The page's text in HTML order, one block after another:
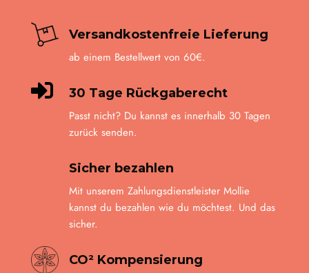
Versandkostenfreie Lieferung
ab einem Bestellwert von 60€.

30 Tage Rückgaberecht
Passt nicht? Du kannst es innerhalb 30 Tagen
zurück senden.
Sicher bezahlen
Mit unserem Zahlungsdienstleister Mollie
kannst du bezahlen wie du möchtest. Und das
sicher.
CO² Kompensierung